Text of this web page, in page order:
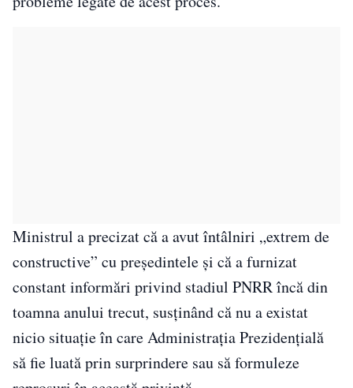
Ministrul a precizat că a avut întâlniri „extrem de
constructive” cu președintele și că a furnizat
constant informări privind stadiul PNRR încă din
toamna anului trecut, susținând că nu a existat
nicio situație în care Administrația Prezidențială
să fie luată prin surprindere sau să formuleze